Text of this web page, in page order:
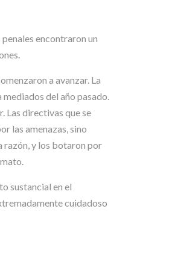
encontraron un
a avanzar. La
del año pasado.
Las directivas que se
las amenazas, sino
razón, y los botaron por
sustancial en el
cuidadoso